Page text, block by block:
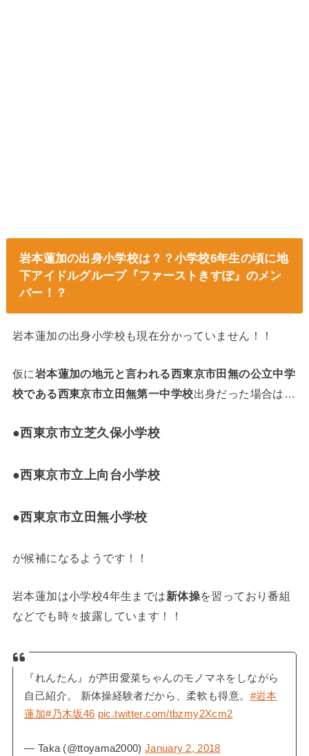
岩本蓮加の出身小学校は？？小学校6年生の頃に地
下アイドルグループ『ファーストきすぽ』のメン
バー！？
岩本蓮加の出身小学校も現在分かっていません！！
仮に岩本蓮加の地元と言われる西東京市田無の公立中学
校である西東京市立田無第一中学校出身だった場合は…
●西東京市立芝久保小学校
●西東京市立上向台小学校
●西東京市立田無小学校
が候補になるようです！！
岩本蓮加は小学校4年生までは新体操を習っており番組
などでも時々披露しています！！
『れんたん』が芦田愛菜ちゃんのモノマネをしながら
自己紹介。 新体操経験者だから、柔軟も得意。 #岩本
蓮加#乃木坂46 pic.twitter.com/tbzmy2Xcm2
— Taka (@ttoyama2000) January 2, 2018